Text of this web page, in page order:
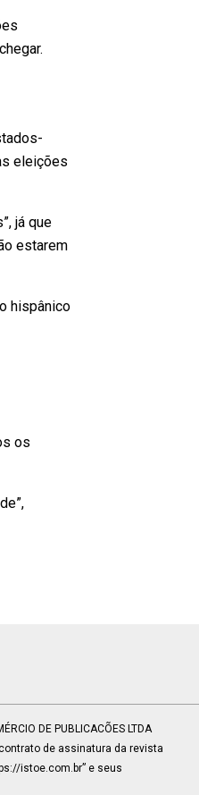
eleições
já que
estarem
hispânico
os
DE PUBLICACÕES LTDA
de assinatura da revista
istoe.com.br” e seus